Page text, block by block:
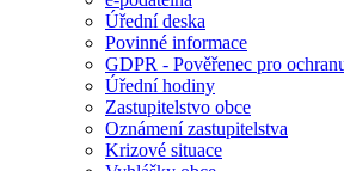
Úřední deska
Povinné informace
GDPR - Pověřenec pro
Úřední hodiny
Zastupitelstvo obce
Oznámení zastupitelstva
Krizové situace